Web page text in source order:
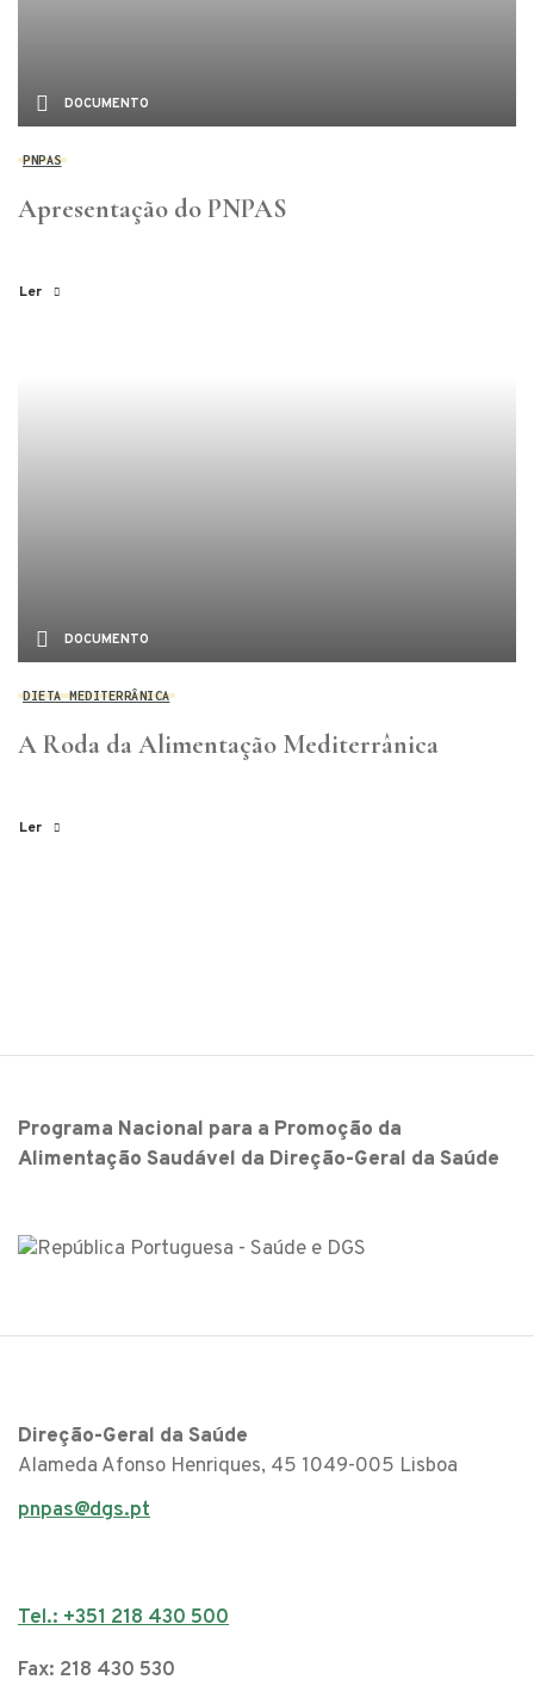
DOCUMENTO
PNPAS
Apresentação do PNPAS
Ler
DOCUMENTO
DIETA MEDITERRÂNICA
A Roda da Alimentação Mediterrânica
Ler
Programa Nacional para a Promoção da
Alimentação Saudável da Direção-Geral da Saúde
Direção-Geral da Saúde
Alameda Afonso Henriques, 45 1049-005 Lisboa
pnpas@dgs.pt
Tel.: +351 218 430 500
Fax: 218 430 530